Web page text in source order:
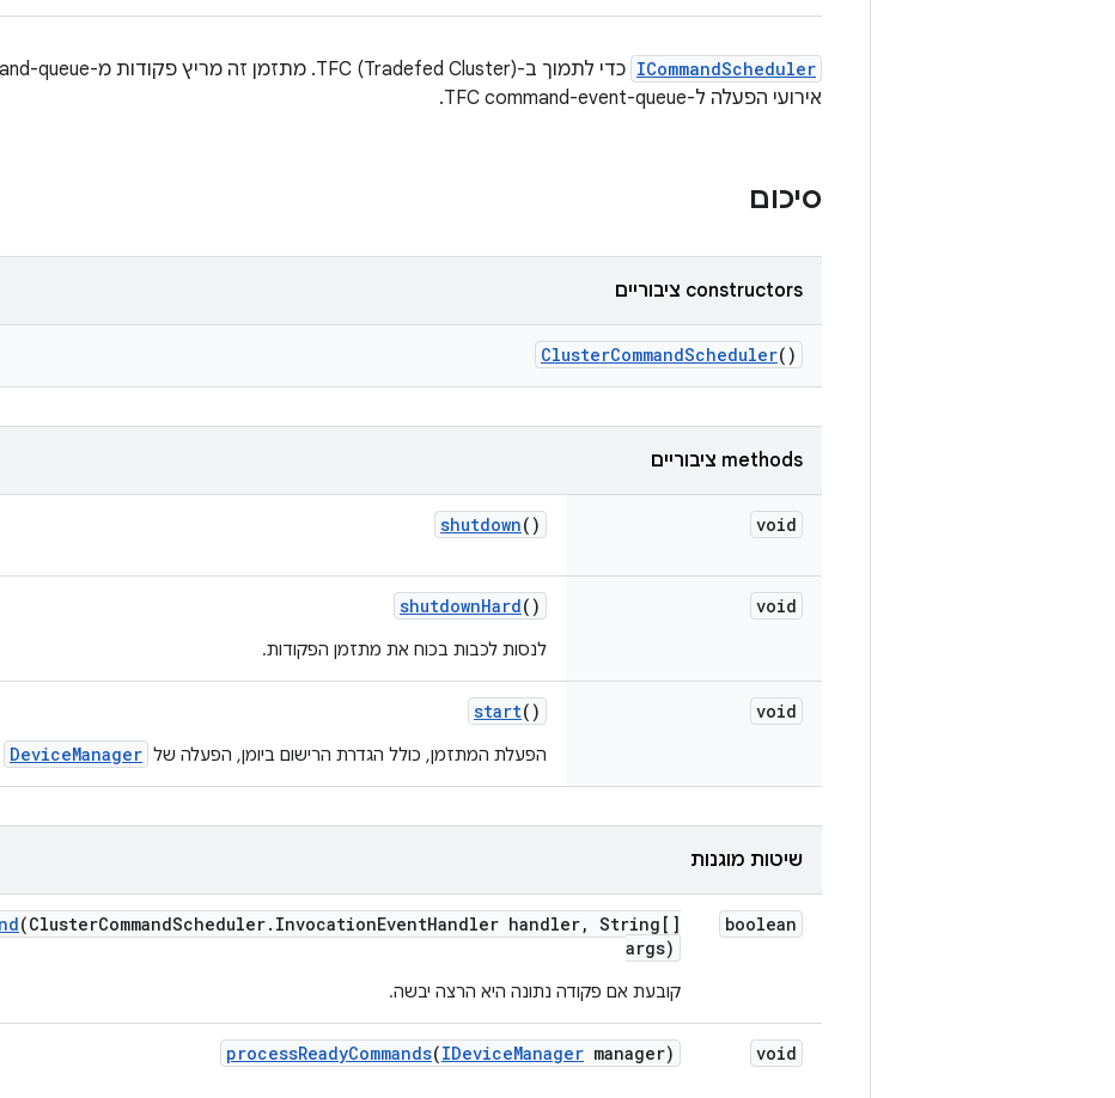
ICommandScheduler
אירועי הפעלה ל-TFC command-event-queue.
סיכום
‫constructors ציבוריים
ClusterCommandScheduler()
‫methods ציבוריים
void
shutdown()
void
shutdownHard()
לנסות לכבות בכוח את מתזמן הפקודות.
void
start()
הפעלת המתזמן, כולל הגדרת הרישום ביומן, הפעלה של DeviceManager
שיטות מוגנות
boolean
(ClusterCommandScheduler. InvocationEventHandler handler, String[]
args)
קובעת אם פקודה נתונה היא הרצה יבשה.
void
processReadyCommands(IDeviceManager manager)